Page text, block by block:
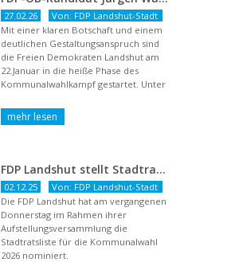
27.02.26
Von: FDP Landshut-Stadt
Mit einer klaren Botschaft und einem
deutlichen Gestaltungsanspruch sind
die Freien Demokraten Landshut am
22.Januar in die heiße Phase des
Kommunalwahlkampf gestartet. Unter
FDP Landshut stellt Stadtratsliste für 2026 auf – OB-Kandidat Jürgen Wachter betont Gestaltungsanspruch und liberale Zukunftsvision
02.12.25
Von: FDP Landshut-Stadt
Die FDP Landshut hat am vergangenen
Donnerstag im Rahmen ihrer
Aufstellungsversammlung die
Stadtratsliste für die Kommunalwahl
2026 nominiert.